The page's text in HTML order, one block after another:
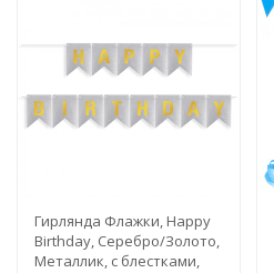
Гирлянда Флажки, Happy
Birthday, Серебро/Золото,
Металлик, с блестками,